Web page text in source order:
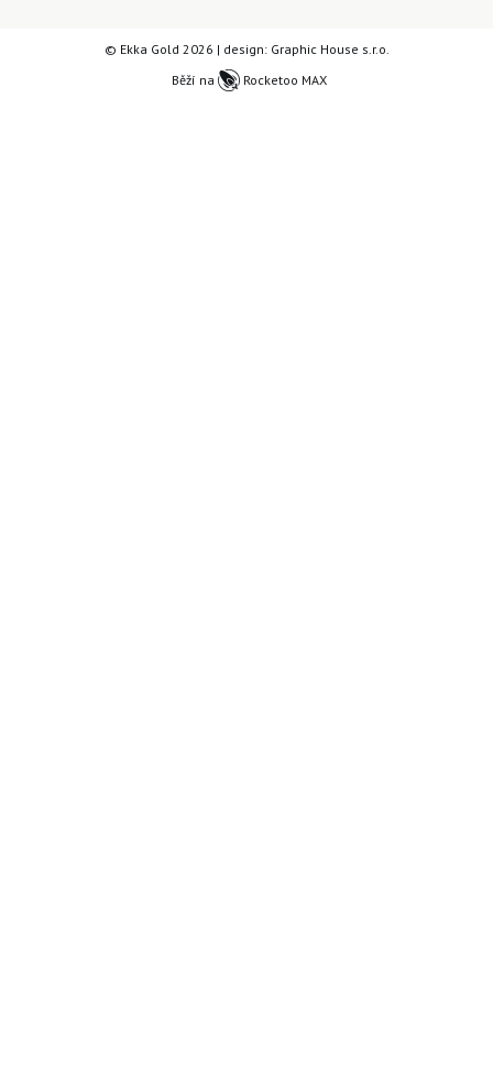
© Ekka Gold 2026 | design: Graphic House s.r.o.
Běží na
Rocketoo MAX